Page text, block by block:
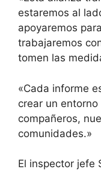
estaremos al
apoyaremos
trabajaremos
tomen las
«Cada informe
crear un
compañeros,
comunidades.»
El inspector jefe